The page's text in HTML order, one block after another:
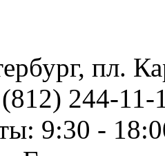
пл.
244-
9:30 -